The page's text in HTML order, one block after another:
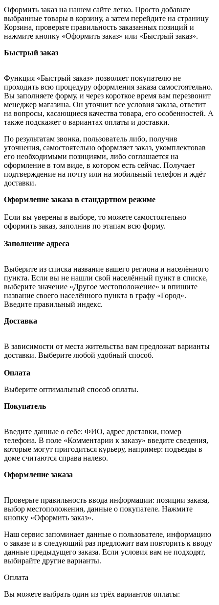
Оформить заказ на нашем сайте легко. Просто добавьте
выбранные товары в корзину, а затем перейдите на страницу
Корзина, проверьте правильность заказанных позиций и
нажмите кнопку «Оформить заказ» или «Быстрый заказ».
Быстрый заказ
Функция «Быстрый заказ» позволяет покупателю не
проходить всю процедуру оформления заказа самостоятельно.
Вы заполняете форму, и через короткое время вам перезвонит
менеджер магазина. Он уточнит все условия заказа, ответит
на вопросы, касающиеся качества товара, его особенностей. А
также подскажет о вариантах оплаты и доставки.
По результатам звонка, пользователь либо, получив
уточнения, самостоятельно оформляет заказ, укомплектовав
его необходимыми позициями, либо соглашается на
оформление в том виде, в котором есть сейчас. Получает
подтверждение на почту или на мобильный телефон и ждёт
доставки.
Оформление заказа в стандартном режиме
Если вы уверены в выборе, то можете самостоятельно
оформить заказ, заполнив по этапам всю форму.
Заполнение адреса
Выберите из списка название вашего региона и населённого
пункта. Если вы не нашли свой населённый пункт в списке,
выберите значение «Другое местоположение» и впишите
название своего населённого пункта в графу «Город».
Введите правильный индекс.
Доставка
В зависимости от места жительства вам предложат варианты
доставки. Выберите любой удобный способ.
Оплата
Выберите оптимальный способ оплаты.
Покупатель
Введите данные о себе: ФИО, адрес доставки, номер
телефона. В поле «Комментарии к заказу» введите сведения,
которые могут пригодиться курьеру, например: подъезды в
доме считаются справа налево.
Оформление заказа
Проверьте правильность ввода информации: позиции заказа,
выбор местоположения, данные о покупателе. Нажмите
кнопку «Оформить заказ».
Наш сервис запоминает данные о пользователе, информацию
о заказе и в следующий раз предложит вам повторить к вводу
данные предыдущего заказа. Если условия вам не подходят,
выбирайте другие варианты.
Оплата
Вы можете выбрать один из трёх вариантов оплаты: